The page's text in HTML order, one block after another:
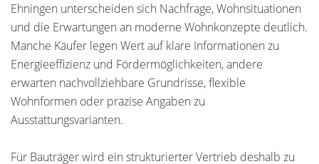
Ehningen unterscheiden sich Nachfrage, Wohnsituationen
und die Erwartungen an moderne Wohnkonzepte deutlich.
Manche Käufer legen Wert auf klare Informationen zu
Energieeffizienz und Fördermöglichkeiten, andere
erwarten nachvollziehbare Grundrisse, flexible
Wohnformen oder präzise Angaben zu
Ausstattungsvarianten.
Für Bauträger wird ein strukturierter Vertrieb deshalb zu